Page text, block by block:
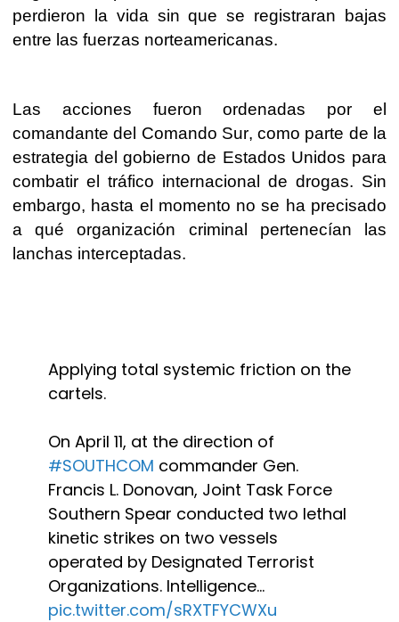
perdieron la vida sin que se registraran bajas
entre las fuerzas norteamericanas.
Las acciones fueron ordenadas por el
comandante del Comando Sur, como parte de la
estrategia del gobierno de Estados Unidos para
combatir el tráfico internacional de drogas. Sin
embargo, hasta el momento no se ha precisado
a qué organización criminal pertenecían las
lanchas interceptadas.
Applying total systemic friction on the
cartels.
On April 11, at the direction of
#SOUTHCOM commander Gen.
Francis L. Donovan, Joint Task Force
Southern Spear conducted two lethal
kinetic strikes on two vessels
operated by Designated Terrorist
Organizations. Intelligence…
pic.twitter.com/sRXTFYCWXu